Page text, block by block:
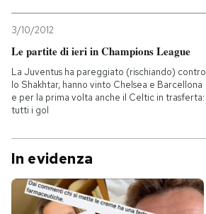
3/10/2012
Le partite di ieri in Champions League
La Juventus ha pareggiato (rischiando) contro
lo Shakhtar, hanno vinto Chelsea e Barcellona
e per la prima volta anche il Celtic in trasferta:
tutti i gol
In evidenza